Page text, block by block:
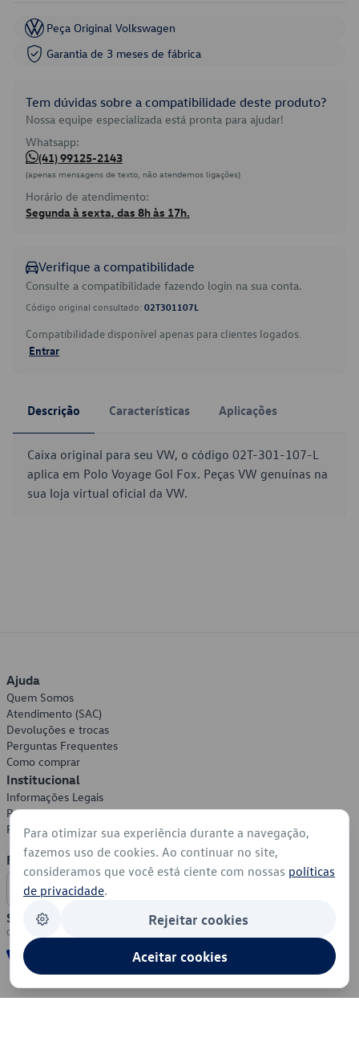
Peça Original Volkswagen
Garantia de 3 meses de fábrica
Tem dúvidas sobre a compatibilidade deste produto?
Nossa equipe especializada está pronta para ajudar!
Whatsapp:
(41) 99125-2143
(apenas mensagens de texto, não atendemos ligações)
Horário de atendimento:
Segunda à sexta, das 8h às 17h.
Verifique a compatibilidade
Consulte a compatibilidade fazendo login na sua conta.
Código original consultado: 02T301107L
Compatibilidade disponível apenas para clientes logados.
Entrar
Descrição Características Aplicações
Caixa original para seu VW, o código 02T-301-107-L
aplica em Polo Voyage Gol Fox. Peças VW genuínas na
sua loja virtual oficial da VW.
Ajuda
Quem Somos
Atendimento (SAC)
Devoluções e trocas
Perguntas Frequentes
Como comprar
Institucional
Informações Legais
Política de Privacidade
Política de Cookies
Formas de Pagamento
Segurança
Para otimizar sua experiência durante a navegação,
fazemos uso de cookies. Ao continuar no site,
consideramos que você está ciente com nossas políticas
de privacidade.
Rejeitar cookies
Aceitar cookies